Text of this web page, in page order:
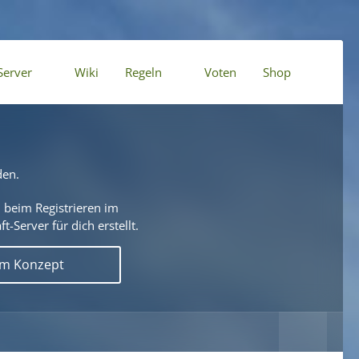
Wiki Regeln Voten Shop
Registrieren im
Server für dich erstellt.
Konzept